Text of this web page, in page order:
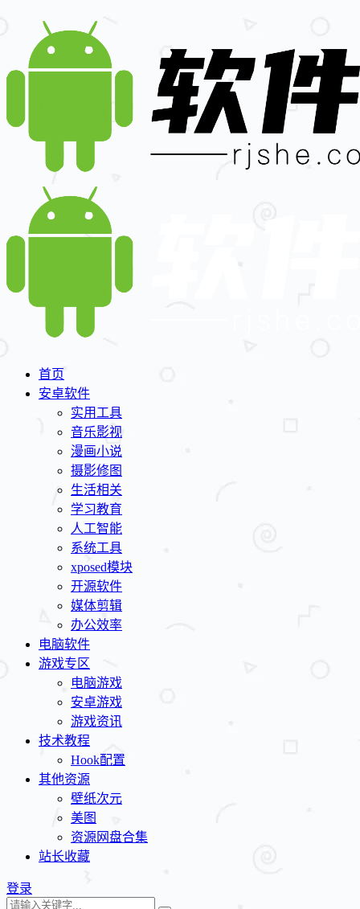
首页
安卓软件
实用工具
音乐影视
漫画小说
摄影修图
生活相关
学习教育
人工智能
系统工具
xposed模块
开源软件
媒体剪辑
办公效率
电脑软件
游戏专区
电脑游戏
安卓游戏
游戏资讯
技术教程
Hook配置
其他资源
壁纸次元
美图
资源网盘合集
站长收藏
登录